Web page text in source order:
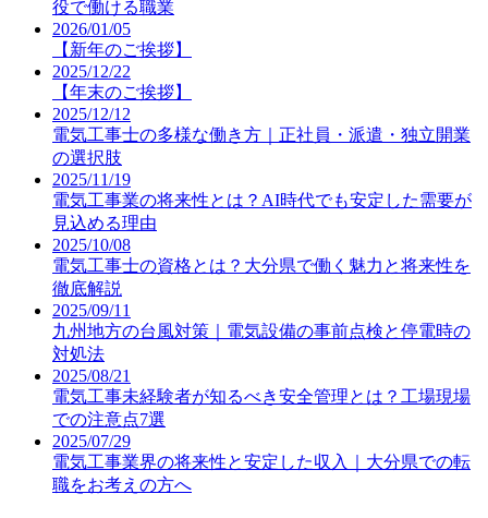
役で働ける職業
2026/01/05
【新年のご挨拶】
2025/12/22
【年末のご挨拶】
2025/12/12
電気工事士の多様な働き方｜正社員・派遣・独立開業
の選択肢
2025/11/19
電気工事業の将来性とは？AI時代でも安定した需要が
見込める理由
2025/10/08
電気工事士の資格とは？大分県で働く魅力と将来性を
徹底解説
2025/09/11
九州地方の台風対策｜電気設備の事前点検と停電時の
対処法
2025/08/21
電気工事未経験者が知るべき安全管理とは？工場現場
での注意点7選
2025/07/29
電気工事業界の将来性と安定した収入｜大分県での転
職をお考えの方へ